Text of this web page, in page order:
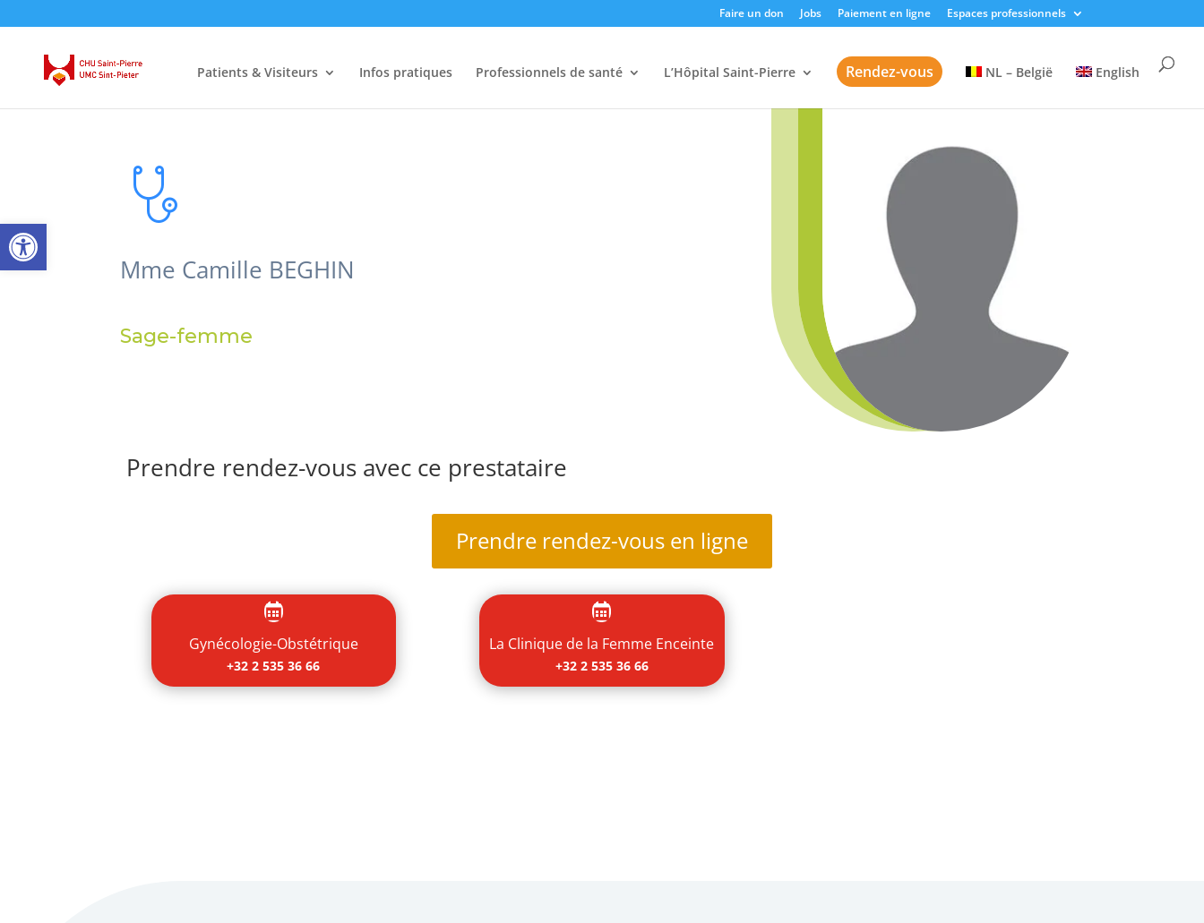
Ouvrir la barre d’outils
Faire un don Jobs Paiement en ligne Espaces professionnels
Patients & Visiteurs Infos pratiques Professionnels de santé L’Hôpital Saint-Pierre Rendez-vous NL – België English
Mme Camille BEGHIN
Sage-femme
Prendre rendez-vous avec ce prestataire
Prendre rendez-vous en ligne

Gynécologie-Obstétrique
+32 2 535 36 66

La Clinique de la Femme Enceinte
+32 2 535 36 66